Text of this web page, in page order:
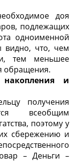
доя
подлежащих
одноименной
что, чем
тем меньшее
обращения.
и
получения
всеобщим
поэтому у
сбережению и
– Деньги –